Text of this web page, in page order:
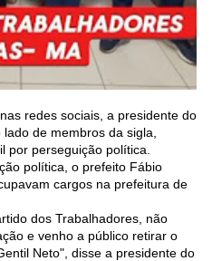
redes sociais, a presidente do
de membros da sigla,
por perseguição política.
política, o prefeito Fábio
cargos na prefeitura de
dos Trabalhadores, não
e venho a público retirar o
Neto", disse a presidente do